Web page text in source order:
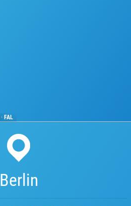
·FAL
Berlin